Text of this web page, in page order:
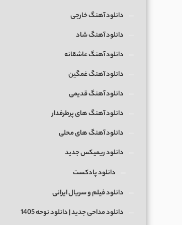
دانلود آهنگ خارجی
دانلود آهنگ شاد
دانلود آهنگ عاشقانه
دانلود آهنگ غمگین
دانلود آهنگ قدیمی
دانلود آهنگ های پرطرفدار
دانلود آهنگ های محلی
دانلود ریمیکس جدید
دانلود پادکست
دانلود فیلم و سریال ایرانی
دانلود مداحی جدید | دانلود نوحه 1405